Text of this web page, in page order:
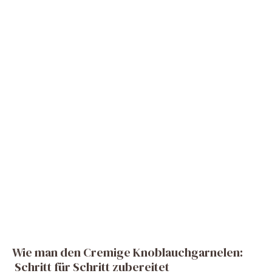
Wie man den Cremige Knoblauchgarnelen:
Schritt für Schritt zubereitet